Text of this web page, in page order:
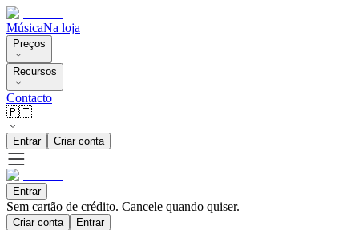
MúsicaNa loja
Preços
Recursos
Contacto
🇵🇹
Entrar Criar conta
Entrar
Sem cartão de crédito. Cancele quando quiser.
Criar conta Entrar